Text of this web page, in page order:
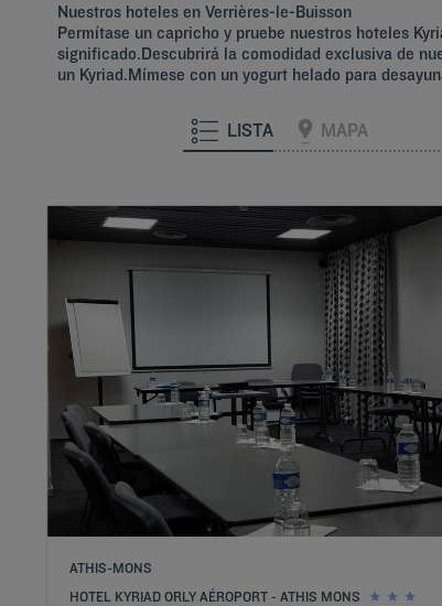
Nuestros hoteles en Verrières-le-Buisson
Permítase un capricho y pruebe nuestros hoteles
significado.Descubrirá la comodidad exclusiva de
un Kyriad.Mímese con un yogurt helado para
LISTA MAPA
ATHIS-MONS
HOTEL KYRIAD ORLY AÉROPORT - ATHIS MONS